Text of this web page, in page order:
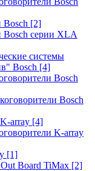
Bosch [2]
Bosch серии XLA
системы
Bosch [4]
Bosch
Bosch
array [4]
K-array
[1]
Board TiMax [2]